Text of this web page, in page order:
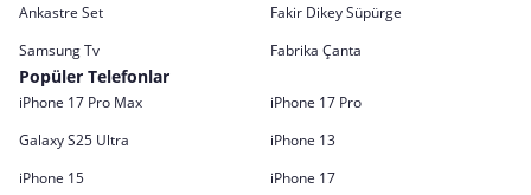
Ankastre Set
Fakir Dikey Süpürge
Samsung Tv
Fabrika Çanta
Popüler Telefonlar
iPhone 17 Pro Max
iPhone 17 Pro
Galaxy S25 Ultra
iPhone 13
iPhone 15
iPhone 17